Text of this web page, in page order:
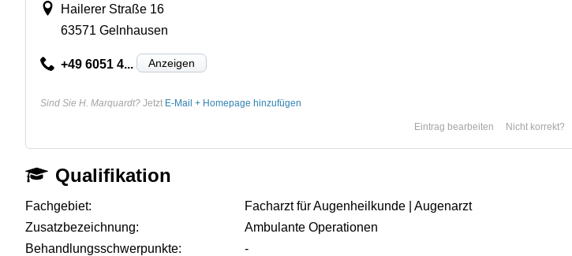
Hailerer Straße 16
63571 Gelnhausen
+49 6051 4... Anzeigen
Sind Sie H. Marquardt? Jetzt E-Mail + Homepage hinzufügen
Nicht korrekt?
Eintrag bearbeiten
Qualifikation
Fachgebiet:
Facharzt für Augenheilkunde | Augenarzt
Zusatzbezeichnung:
Ambulante Operationen
Behandlungsschwerpunkte:
-